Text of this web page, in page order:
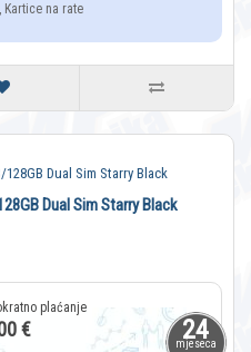
Kartice na rate
24
mjeseca
Dual Sim Starry Black
€